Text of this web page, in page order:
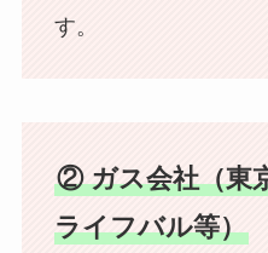
す。
② ガス会社（東
ライフバル等）